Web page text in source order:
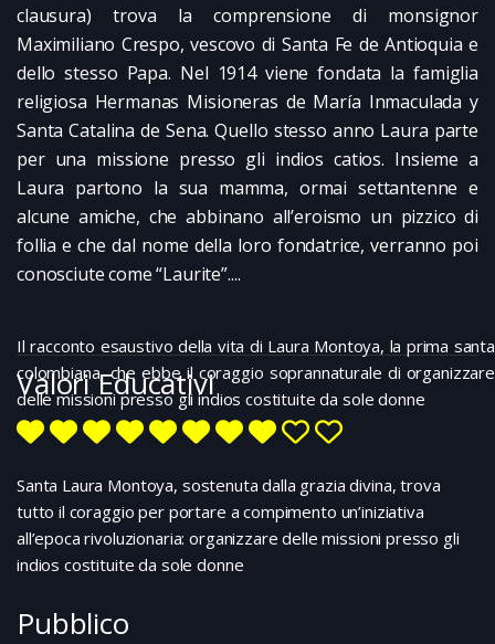
clausura) trova la comprensione di monsignor
Maximiliano Crespo, vescovo di Santa Fe de Antioquia e
dello stesso Papa. Nel 1914 viene fondata la famiglia
religiosa Hermanas Misioneras de María Inmaculada y
Santa Catalina de Sena. Quello stesso anno Laura parte
per una missione presso gli indios catios. Insieme a
Laura partono la sua mamma, ormai settantenne e
alcune amiche, che abbinano all’eroismo un pizzico di
follia e che dal nome della loro fondatrice, verranno poi
conosciute come “Laurite”....
Il racconto esaustivo della vita di Laura Montoya, la prima santa
colombiana, che ebbe il coraggio soprannaturale di organizzare
delle missioni presso gli indios costituite da sole donne
Valori Educativi
Santa Laura Montoya, sostenuta dalla grazia divina, trova
tutto il coraggio per portare a compimento un’iniziativa
all’epoca rivoluzionaria: organizzare delle missioni presso gli
indios costituite da sole donne
Pubblico